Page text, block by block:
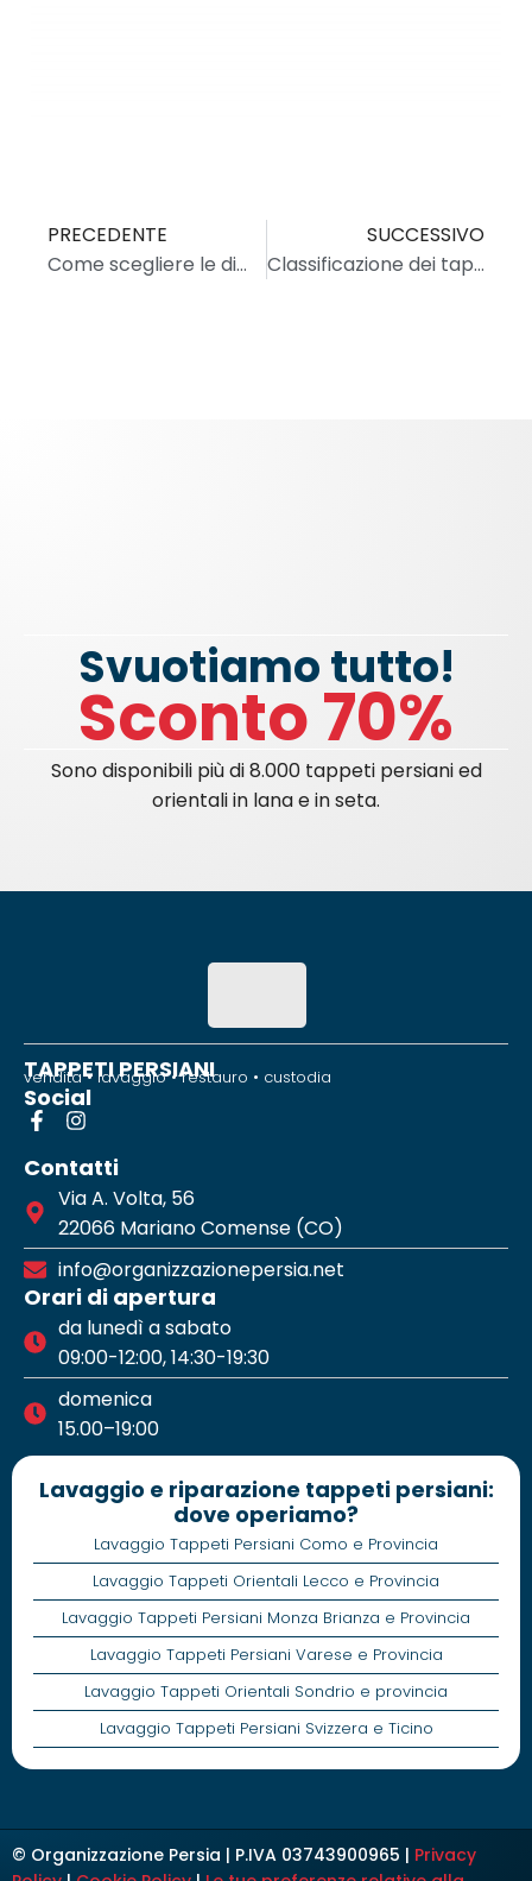
PRECEDENTE
Come scegliere le dimensioni del tappeto in base alla stanza?
SUCCESSIVO
Classificazione dei tappeti persiani
Svuotiamo tutto!
Sconto 70%
Sono disponibili più di 8.000 tappeti persiani ed
orientali in lana e in seta.
TAPPETI PERSIANI
vendita • lavaggio • restauro • custodia
Social
Contatti
Via A. Volta, 56
22066 Mariano Comense (CO)
info@organizzazionepersia.net
Orari di apertura
da lunedì a sabato
09:00-12:00, 14:30-19:30
domenica
15.00–19:00
Lavaggio e riparazione tappeti persiani:
dove operiamo?
Lavaggio Tappeti Persiani Como e Provincia
Lavaggio Tappeti Orientali Lecco e Provincia
Lavaggio Tappeti Persiani Monza Brianza e Provincia
Lavaggio Tappeti Persiani Varese e Provincia
Lavaggio Tappeti Orientali Sondrio e provincia
Lavaggio Tappeti Persiani Svizzera e Ticino
© Organizzazione Persia | P.IVA 03743900965 | Privacy